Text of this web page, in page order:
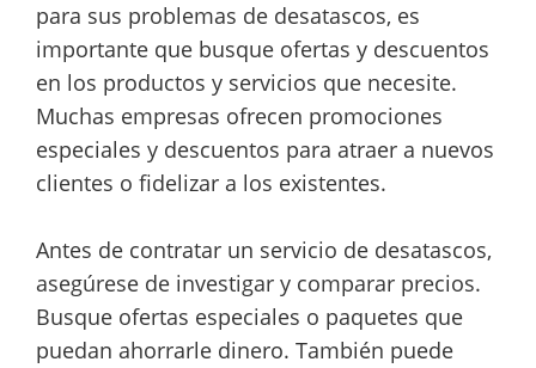
para sus problemas de desatascos, es
importante que busque ofertas y descuentos
en los productos y servicios que necesite.
Muchas empresas ofrecen promociones
especiales y descuentos para atraer a nuevos
clientes o fidelizar a los existentes.
Antes de contratar un servicio de desatascos,
asegúrese de investigar y comparar precios.
Busque ofertas especiales o paquetes que
puedan ahorrarle dinero. También puede